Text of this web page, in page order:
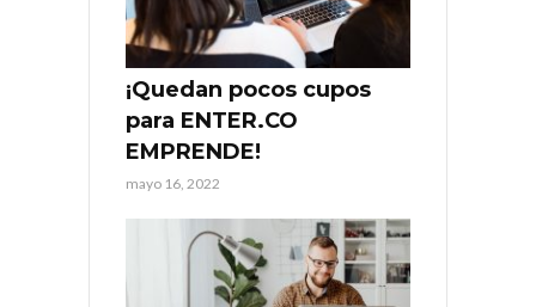
¡Quedan pocos cupos
para ENTER.CO
EMPRENDE!
mayo 16, 2022